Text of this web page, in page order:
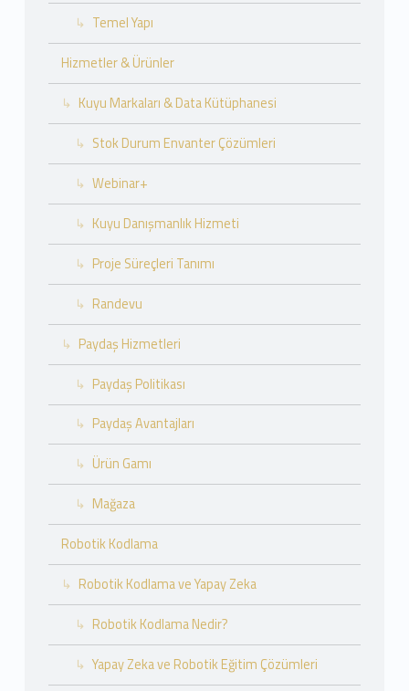
Temel Yapı
Hizmetler & Ürünler
Kuyu Markaları & Data Kütüphanesi
Stok Durum Envanter Çözümleri
Webinar+
Kuyu Danışmanlık Hizmeti
Proje Süreçleri Tanımı
Randevu
Paydaş Hizmetleri
Paydaş Politikası
Paydaş Avantajları
Ürün Gamı
Mağaza
Robotik Kodlama
Robotik Kodlama ve Yapay Zeka
Robotik Kodlama Nedir?
Yapay Zeka ve Robotik Eğitim Çözümleri